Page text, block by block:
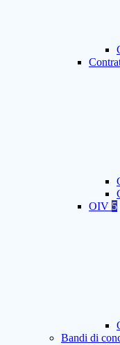
OIV 5
Bandi di